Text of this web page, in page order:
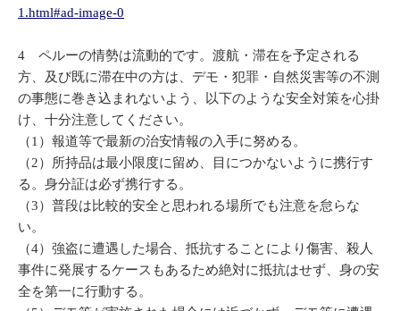
1.html#ad-image-0
4 ペルーの情勢は流動的です。渡航・滞在を予定される
方、及び既に滞在中の方は、デモ・犯罪・自然災害等の不測
の事態に巻き込まれないよう、以下のような安全対策を心掛
け、十分注意してください。
（1）報道等で最新の治安情報の入手に努める。
（2）所持品は最小限度に留め、目につかないように携行す
る。身分証は必ず携行する。
（3）普段は比較的安全と思われる場所でも注意を怠らな
い。
（4）強盗に遭遇した場合、抵抗することにより傷害、殺人
事件に発展するケースもあるため絶対に抵抗はせず、身の安
全を第一に行動する。